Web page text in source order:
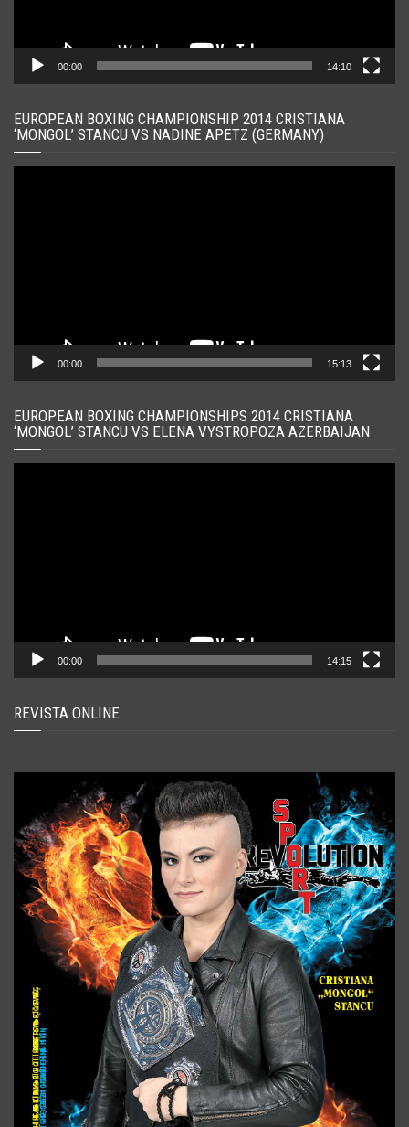
00:00 14:10
EUROPEAN BOXING CHAMPIONSHIP 2014 CRISTIANA
‘MONGOL’ STANCU VS NADINE APETZ (GERMANY)
00:00 15:13
EUROPEAN BOXING CHAMPIONSHIPS 2014 CRISTIANA
‘MONGOL’ STANCU VS ELENA VYSTROPOZA AZERBAIJAN
00:00 14:15
REVISTA ONLINE